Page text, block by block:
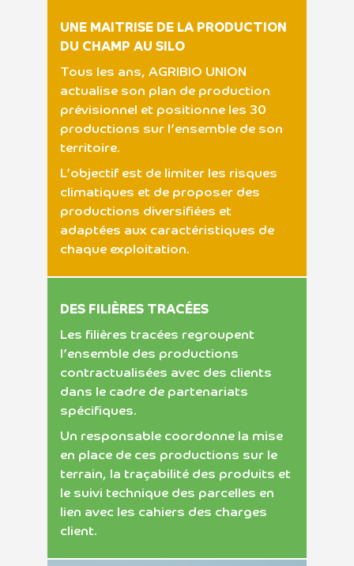
UNE MAITRISE DE LA PRODUCTION
DU CHAMP AU SILO
Tous les ans, AGRIBIO UNION
actualise son plan de production
prévisionnel et positionne les 30
productions sur l’ensemble de son
territoire.
L’objectif est de limiter les risques
climatiques et de proposer des
productions diversifiées et
adaptées aux caractéristiques de
chaque exploitation.
DES FILIÈRES TRACÉES
Les filières tracées regroupent
l’ensemble des productions
contractualisées avec des clients
dans le cadre de partenariats
spécifiques.
Un responsable coordonne la mise
en place de ces productions sur le
terrain, la traçabilité des produits et
le suivi technique des parcelles en
lien avec les cahiers des charges
client.